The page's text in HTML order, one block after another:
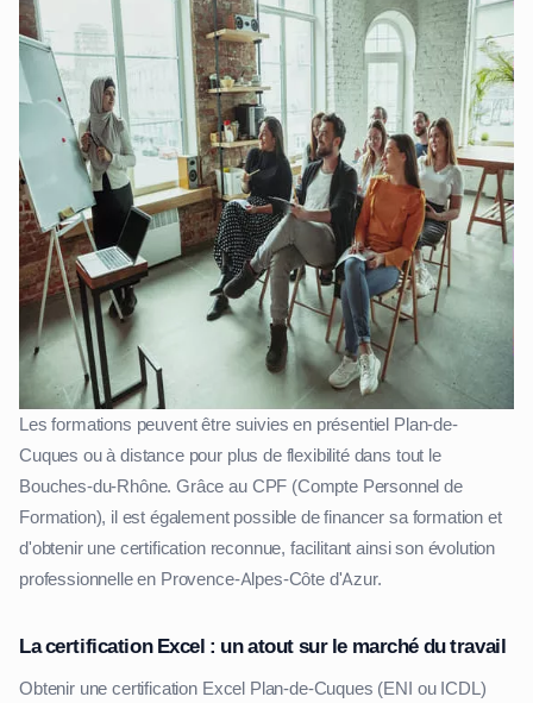
Les formations peuvent être suivies en présentiel Plan-de-
Cuques ou à distance pour plus de flexibilité dans tout le
Bouches-du-Rhône. Grâce au CPF (Compte Personnel de
Formation), il est également possible de financer sa formation et
d'obtenir une certification reconnue, facilitant ainsi son évolution
professionnelle en Provence-Alpes-Côte d'Azur.
La certification Excel : un atout sur le marché du travail
Obtenir une certification Excel Plan-de-Cuques (ENI ou ICDL)